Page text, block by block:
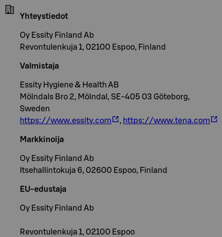
Yhteystiedot
Oy Essity Finland Ab
Revontulenkuja 1, 02100 Espoo, Finland
Valmistaja
Essity Hygiene & Health AB
Mölndals Bro 2, Mölndal, SE-405 03 Göteborg,
Sweden
https://www.essity.com
, https://www.tena.com
Markkinoija
Oy Essity Finland Ab
Itsehallintokuja 6, 02600 Espoo, Finland
EU-edustaja
Oy Essity Finland Ab
Revontulenkuja 1, 02100 Espoo